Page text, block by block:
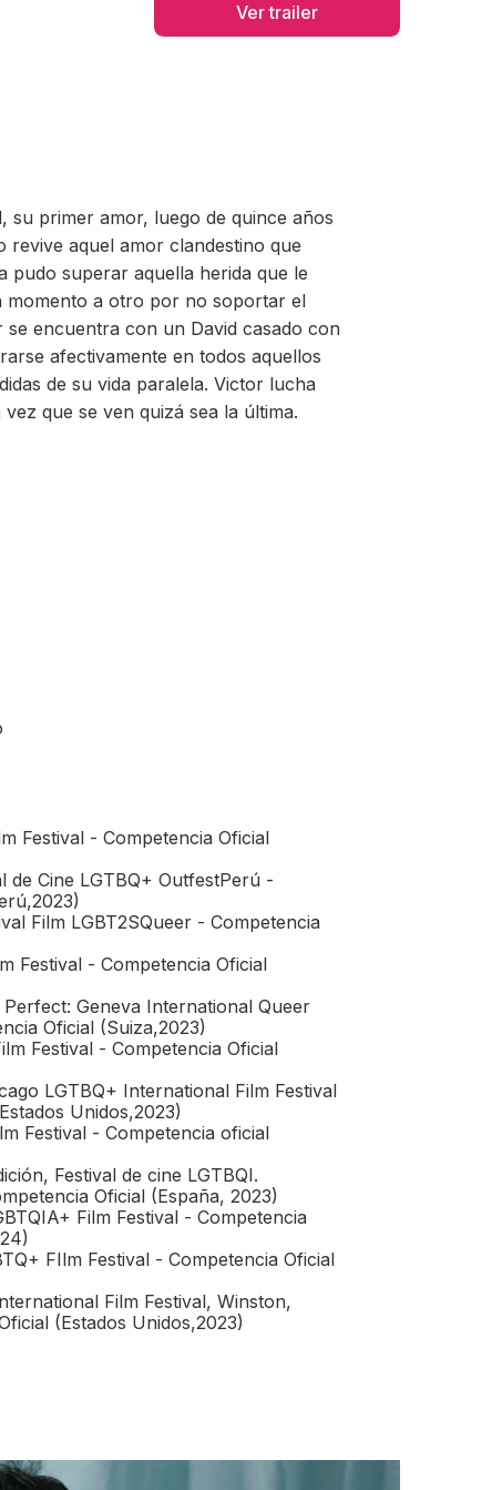
Ver trailer
su primer amor, luego de quince años
revive aquel amor clandestino que
pudo superar aquella herida que le
momento a otro por no soportar el
encuentra con un David casado con
afectivamente en todos aquellos
de su vida paralela. Victor lucha
que se ven quizá sea la última.
Festival - Competencia Oficial
de Cine LGTBQ+ OutfestPerú -
Film LGBT2SQueer - Competencia
Festival - Competencia Oficial
Geneva International Queer
Oficial (Suiza,2023)
Festival - Competencia Oficial
LGTBQ+ International Film Festival
Unidos,2023)
Festival - Competencia oficial
Festival de cine LGTBQI.
Oficial (España, 2023)
Film Festival - Competencia
FIlm Festival - Competencia Oficial
Film Festival, Winston,
(Estados Unidos,2023)